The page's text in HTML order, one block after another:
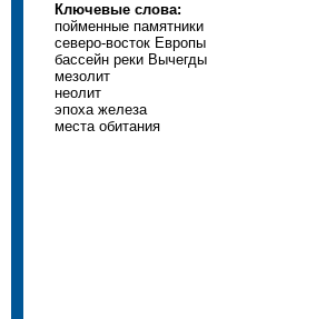
Ключевые слова:
пойменные памятники
северо-восток Европы
бассейн реки Вычегды
мезолит
неолит
эпоха железа
места обитания